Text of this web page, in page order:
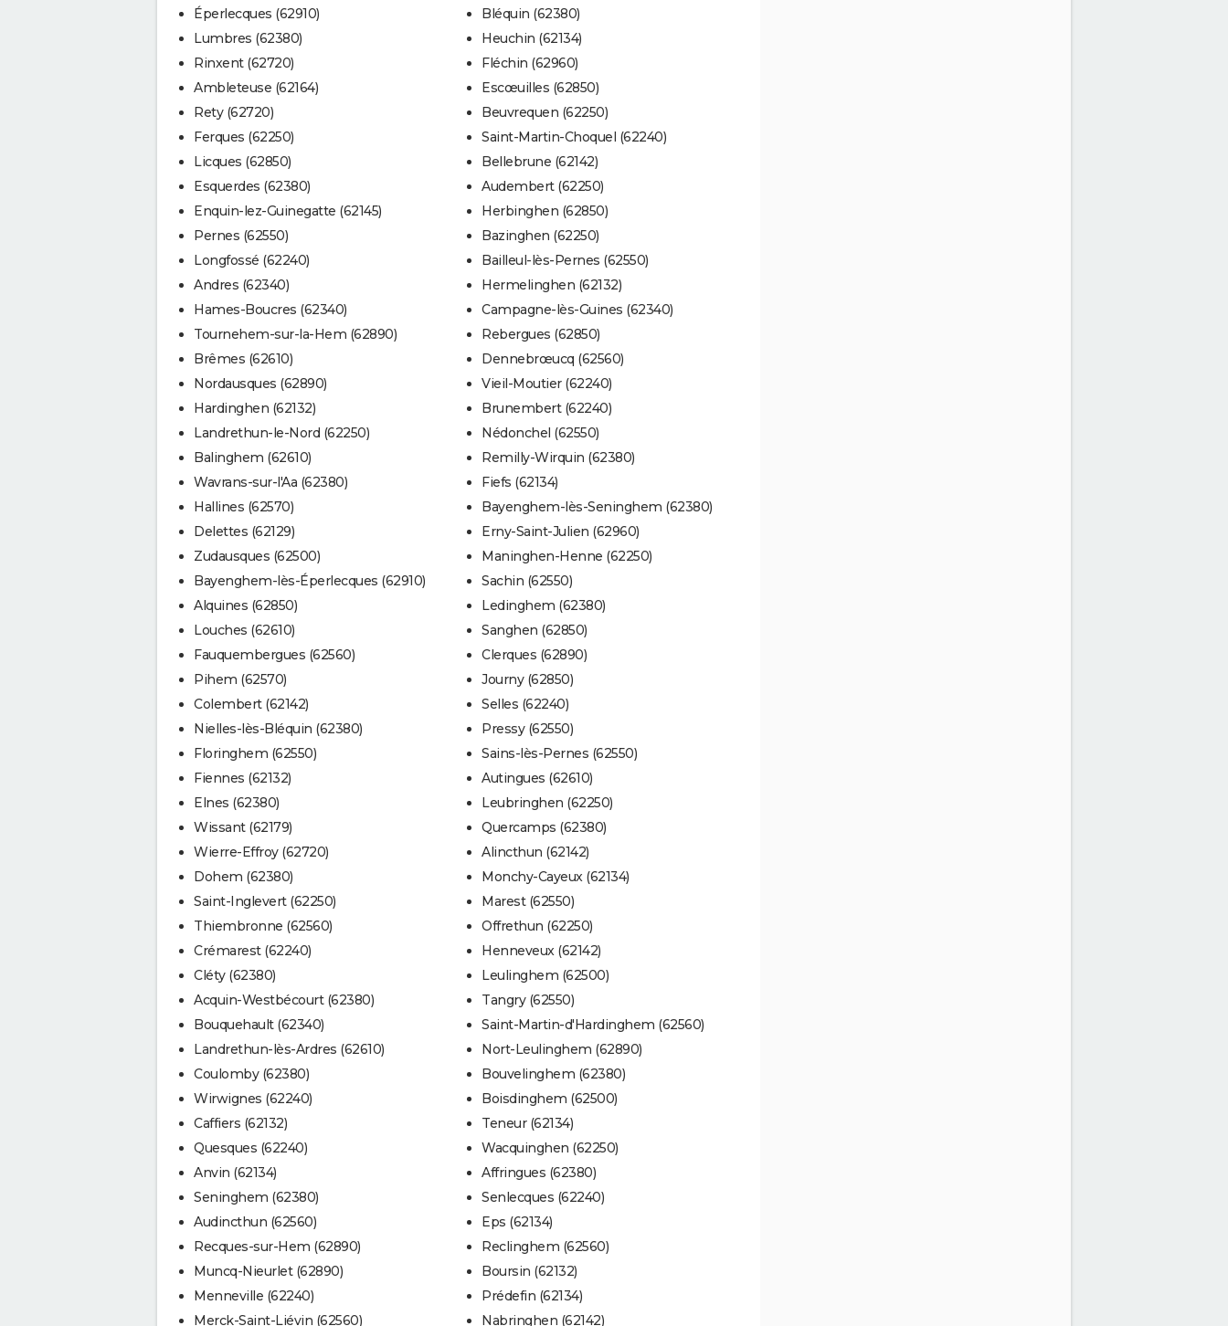
Éperlecques (62910)
Lumbres (62380)
Rinxent (62720)
Ambleteuse (62164)
Rety (62720)
Ferques (62250)
Licques (62850)
Esquerdes (62380)
Enquin-lez-Guinegatte (62145)
Pernes (62550)
Longfossé (62240)
Andres (62340)
Hames-Boucres (62340)
Tournehem-sur-la-Hem (62890)
Brêmes (62610)
Nordausques (62890)
Hardinghen (62132)
Landrethun-le-Nord (62250)
Balinghem (62610)
Wavrans-sur-l'Aa (62380)
Hallines (62570)
Delettes (62129)
Zudausques (62500)
Bayenghem-lès-Éperlecques (62910)
Alquines (62850)
Louches (62610)
Fauquembergues (62560)
Pihem (62570)
Colembert (62142)
Nielles-lès-Bléquin (62380)
Floringhem (62550)
Fiennes (62132)
Elnes (62380)
Wissant (62179)
Wierre-Effroy (62720)
Dohem (62380)
Saint-Inglevert (62250)
Thiembronne (62560)
Crémarest (62240)
Cléty (62380)
Acquin-Westbécourt (62380)
Bouquehault (62340)
Landrethun-lès-Ardres (62610)
Coulomby (62380)
Wirwignes (62240)
Caffiers (62132)
Quesques (62240)
Anvin (62134)
Seninghem (62380)
Audincthun (62560)
Recques-sur-Hem (62890)
Muncq-Nieurlet (62890)
Menneville (62240)
Merck-Saint-Liévin (62560)
Bléquin (62380)
Heuchin (62134)
Fléchin (62960)
Escœuilles (62850)
Beuvrequen (62250)
Saint-Martin-Choquel (62240)
Bellebrune (62142)
Audembert (62250)
Herbinghen (62850)
Bazinghen (62250)
Bailleul-lès-Pernes (62550)
Hermelinghen (62132)
Campagne-lès-Guines (62340)
Rebergues (62850)
Dennebrœucq (62560)
Vieil-Moutier (62240)
Brunembert (62240)
Nédonchel (62550)
Remilly-Wirquin (62380)
Fiefs (62134)
Bayenghem-lès-Seninghem (62380)
Erny-Saint-Julien (62960)
Maninghen-Henne (62250)
Sachin (62550)
Ledinghem (62380)
Sanghen (62850)
Clerques (62890)
Journy (62850)
Selles (62240)
Pressy (62550)
Sains-lès-Pernes (62550)
Autingues (62610)
Leubringhen (62250)
Quercamps (62380)
Alincthun (62142)
Monchy-Cayeux (62134)
Marest (62550)
Offrethun (62250)
Henneveux (62142)
Leulinghem (62500)
Tangry (62550)
Saint-Martin-d'Hardinghem (62560)
Nort-Leulinghem (62890)
Bouvelinghem (62380)
Boisdinghem (62500)
Teneur (62134)
Wacquinghen (62250)
Affringues (62380)
Senlecques (62240)
Eps (62134)
Reclinghem (62560)
Boursin (62132)
Prédefin (62134)
Nabringhen (62142)